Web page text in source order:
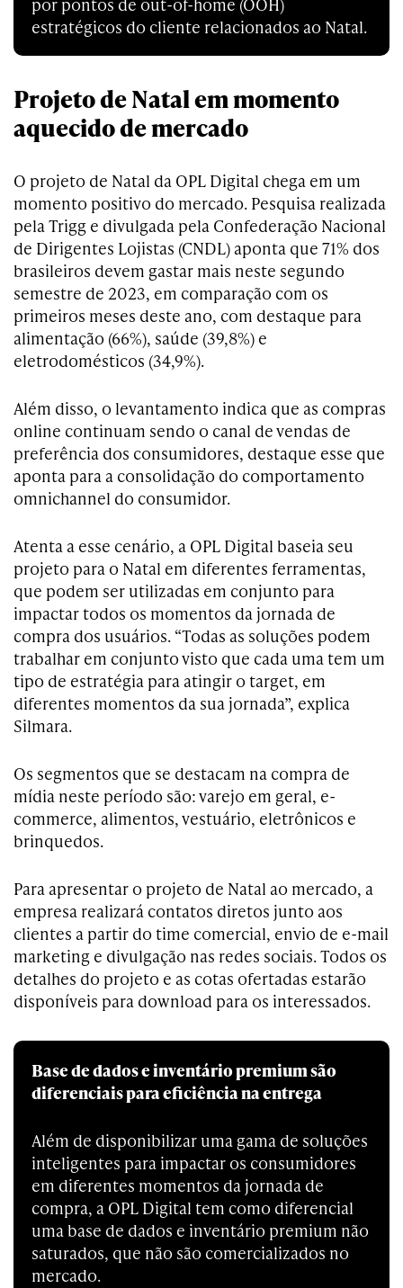
estratégicos do cliente relacionados ao Natal.
Projeto de Natal em momento
aquecido de mercado
O projeto de Natal da OPL Digital chega em um
momento positivo do mercado. Pesquisa realizada
pela Trigg e divulgada pela Confederação Nacional
de Dirigentes Lojistas (CNDL) aponta que 71% dos
brasileiros devem gastar mais neste segundo
semestre de 2023, em comparação com os
primeiros meses deste ano, com destaque para
alimentação (66%), saúde (39,8%) e
eletrodomésticos (34,9%).
Além disso, o levantamento indica que as compras
online continuam sendo o canal de vendas de
preferência dos consumidores, destaque esse que
aponta para a consolidação do comportamento
omnichannel do consumidor.
Atenta a esse cenário, a OPL Digital baseia seu
projeto para o Natal em diferentes ferramentas,
que podem ser utilizadas em conjunto para
impactar todos os momentos da jornada de
compra dos usuários. “Todas as soluções podem
trabalhar em conjunto visto que cada uma tem um
tipo de estratégia para atingir o target, em
diferentes momentos da sua jornada”, explica
Silmara.
Os segmentos que se destacam na compra de
mídia neste período são: varejo em geral, e-
commerce, alimentos, vestuário, eletrônicos e
brinquedos.
Para apresentar o projeto de Natal ao mercado, a
empresa realizará contatos diretos junto aos
clientes a partir do time comercial, envio de e-mail
marketing e divulgação nas redes sociais. Todos os
detalhes do projeto e as cotas ofertadas estarão
disponíveis para download para os interessados.
Base de dados e inventário premium são
diferenciais para eficiência na entrega
Além de disponibilizar uma gama de soluções
inteligentes para impactar os consumidores
em diferentes momentos da jornada de
compra, a OPL Digital tem como diferencial
uma base de dados e inventário premium não
saturados, que não são comercializados no
mercado.